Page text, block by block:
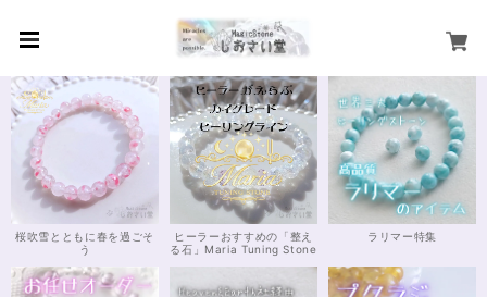
桜吹雪とともに春を過ごそ
う
ヒーラーおすすめの「整え
る石」Maria Tuning Stone
ラリマー特集